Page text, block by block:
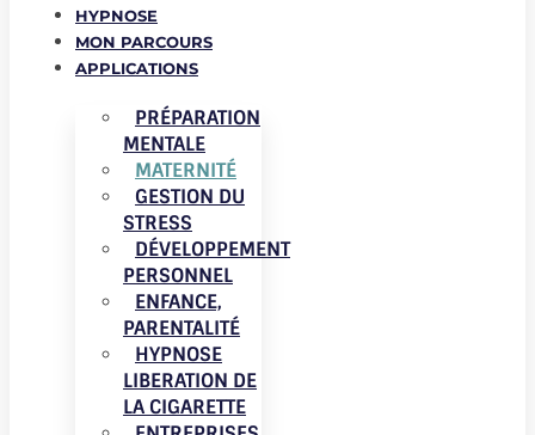
HYPNOSE
MON PARCOURS
APPLICATIONS
PRÉPARATION
MENTALE
MATERNITÉ
GESTION DU
STRESS
DÉVELOPPEMENT
PERSONNEL
ENFANCE,
PARENTALITÉ
HYPNOSE
LIBERATION DE
LA CIGARETTE